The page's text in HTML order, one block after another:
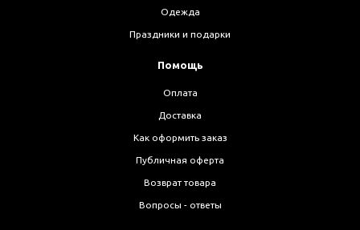
Одежда
Праздники и подарки
Помощь
Оплата
Доставка
Как оформить заказ
Публичная оферта
Возврат товара
Вопросы - ответы